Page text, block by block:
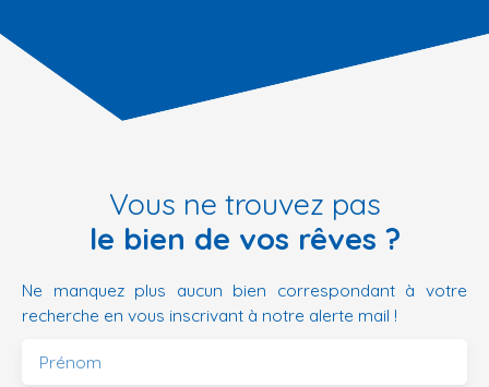
Vous ne trouvez pas
le bien de vos rêves ?
Ne manquez plus aucun bien correspondant à votre
recherche en vous inscrivant à notre alerte mail !
Prénom